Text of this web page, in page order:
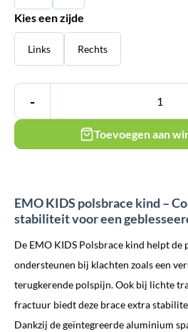
Kies een zijde
Links Rechts
-
Toevoegen aan
EMO KIDS polsbrace kind –
stabiliteit voor een
De EMO KIDS Polsbrace kind helpt de
ondersteunen bij klachten zoals een
terugkerende polspijn. Ook bij lichte
fractuur biedt deze brace extra
Dankzij de geïntegreerde aluminium